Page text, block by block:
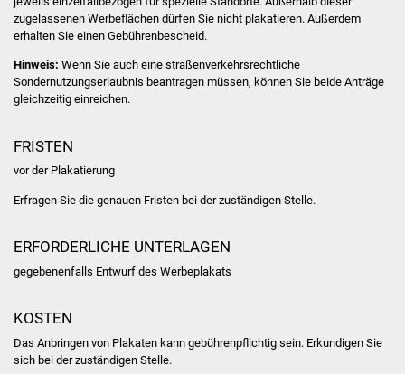
Soziale Einrichtungen
Kirchen
Familienzentrum
Suenergie
zugelassenen Werbeflächen dürfen Sie nicht plakatieren. Außerdem
erhalten Sie einen Gebührenbescheid.
Hinweis: Wenn Sie auch eine straßenverkehrsrechtliche
Sondernutzungserlaubnis beantragen müssen, können Sie beide Anträge
gleichzeitig einreichen.
FRISTEN
vor der Plakatierung
Erfragen Sie die genauen Fristen bei der zuständigen Stelle.
ERFORDERLICHE UNTERLAGEN
gegebenenfalls Entwurf des Werbeplakats
KOSTEN
Das Anbringen von Plakaten kann gebührenpflichtig sein. Erkundigen Sie
sich bei der zuständigen Stelle.